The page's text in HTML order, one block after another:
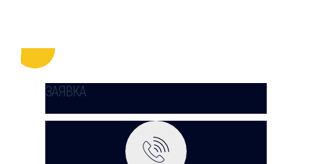
ЗАЯВКА